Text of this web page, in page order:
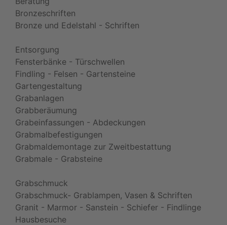
Bronzeschriften
Bronze und Edelstahl - Schriften
Entsorgung
Fensterbänke - Türschwellen
Findling - Felsen - Gartensteine
Gartengestaltung
Grabanlagen
Grabberäumung
Grabeinfassungen - Abdeckungen
Grabmalbefestigungen
Grabmaldemontage zur Zweitbestattung
Grabmale - Grabsteine
Grabschmuck
Grabschmuck- Grablampen, Vasen & Schriften
Granit - Marmor - Sanstein - Schiefer - Findlinge
Hausbesuche